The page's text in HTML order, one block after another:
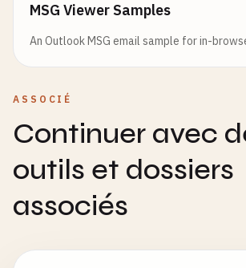
MSG Viewer Samples
An Outlook MSG email sample for in-
ASSOCIÉ
Continuer avec
outils et dossiers
associés